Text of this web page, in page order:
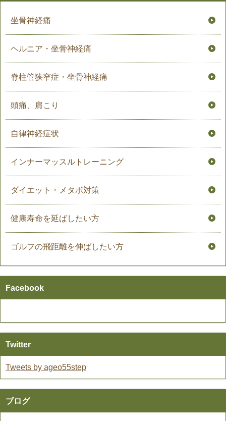
坐骨神経痛
ヘルニア・坐骨神経痛
脊柱管狭窄症・坐骨神経痛
頭痛、肩こり
自律神経症状
インナーマッスルトレーニング
ダイエット・メタボ対策
健康寿命を延ばしたい方
ゴルフの飛距離を伸ばしたい方
Facebook
Twitter
Tweets by ageo55step
ブログ